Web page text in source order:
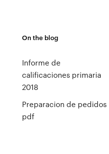
On the blog
Informe de
calificaciones primaria
2018
Preparacion de pedidos
pdf